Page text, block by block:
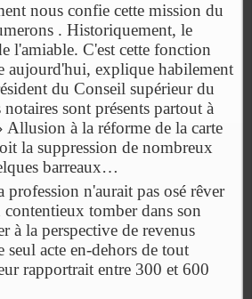
nous confie cette mission du
. Historiquement, le
l'amiable. C'est cette fonction
aujourd'hui, explique habilement
du Conseil supérieur du
sont présents partout à
Allusion à la réforme de la carte
la suppression de nombreux
barreaux…
profession n'aurait pas osé rêver
tomber dans son
à la perspective de revenus
seul acte en-dehors de tout
rapportrait entre 300 et 600